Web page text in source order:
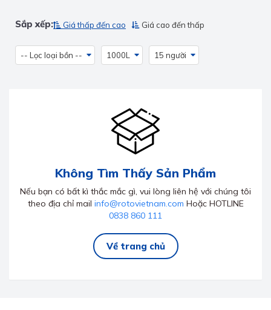
Sắp xếp: Giá thấp đến cao Giá cao đến thấp
-- Lọc loại bồn -- 1000L 15 người
Không Tìm Thấy Sản Phẩm
Nếu bạn có bất kì thắc mắc gì, vui lòng liên hệ với chúng tôi
theo địa chỉ mail info@rotovietnam.com Hoặc HOTLINE
0838 860 111
Về trang chủ